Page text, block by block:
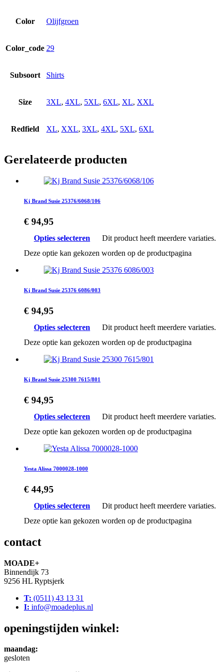
Color Olijfgroen
Color_code 29
Subsoort Shirts
Size 3XL, 4XL, 5XL, 6XL, XL, XXL
Redfield XL, XXL, 3XL, 4XL, 5XL, 6XL
Gerelateerde producten
Kj Brand Susie 25376/6068/106
€ 94,95
Opties selecteren
Dit product heeft meerdere variaties.
Deze optie kan gekozen worden op de productpagina
Kj Brand Susie 25376 6086/003
€ 94,95
Opties selecteren
Dit product heeft meerdere variaties.
Deze optie kan gekozen worden op de productpagina
Kj Brand Susie 25300 7615/801
€ 94,95
Opties selecteren
Dit product heeft meerdere variaties.
Deze optie kan gekozen worden op de productpagina
Yesta Alissa 7000028-1000
€ 44,95
Opties selecteren
Dit product heeft meerdere variaties.
Deze optie kan gekozen worden op de productpagina
contact
MOADE+
Binnendijk 73
9256 HL Ryptsjerk
T: (0511) 43 13 31
I: info@moadeplus.nl
openingstijden winkel:
maandag:
gesloten